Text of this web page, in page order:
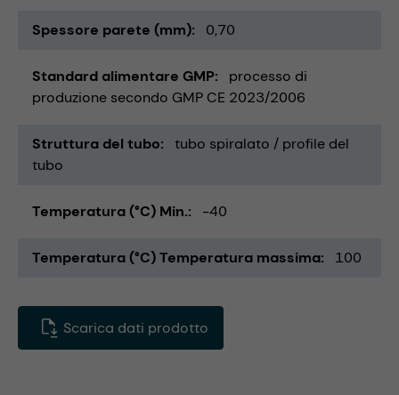
Spessore parete (mm) 0,70
Standard alimentare GMP
processo di
produzione secondo GMP CE 2023/2006
Struttura del tubo
tubo spiralato / profile del
tubo
Temperatura (°C) Min. -40
Temperatura (°C) Temperatura massima 100
Scarica dati prodotto